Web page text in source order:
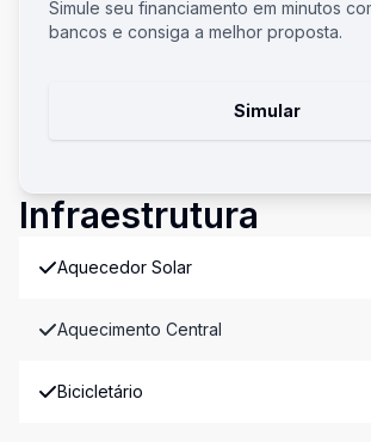
Simule seu financiamento em minutos
bancos e consiga a melhor proposta.
Simular
Infraestrutura
Aquecedor Solar
Aquecimento Central
Bicicletário